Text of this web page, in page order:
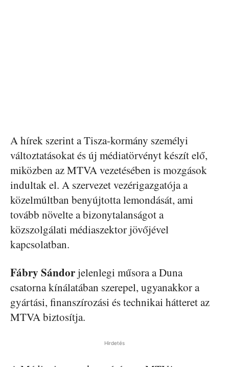
A hírek szerint a Tisza-kormány személyi
változtatásokat és új médiatörvényt készít elő,
miközben az MTVA vezetésében is mozgások
indultak el. A szervezet vezérigazgatója a
közelmúltban benyújtotta lemondását, ami
tovább növelte a bizonytalanságot a
közszolgálati médiaszektor jövőjével
kapcsolatban.
Fábry Sándorjelenlegi műsora a Duna
csatorna kínálatában szerepel, ugyanakkor a
gyártási, finanszírozási és technikai hátteret az
MTVA biztosítja.
Hirdetés